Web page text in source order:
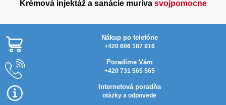
Krémová injektáž a sanácie muriva svojpomocne
Nákup po telefóne
+420 606 187 916
Poradíme Vám
+420 731 565 565
Internetová poradňa
otázky a odpovede
Rúrkové plnidlo
univerzálne k
injektážnej pumpe (5
a16 litrov) v dĺžke…